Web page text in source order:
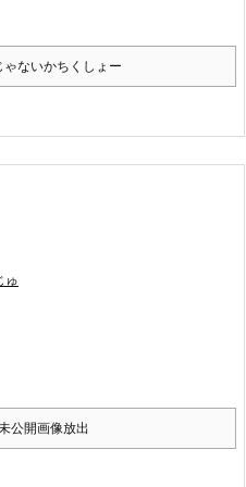
ゃないかちくしょー
ゅ
公開画像放出